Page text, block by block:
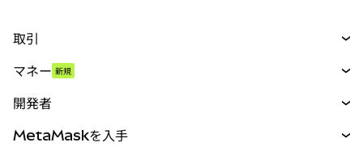
取引
パーペチュアル
RWA
マネー 新規
開発者
MetaMaskを入手